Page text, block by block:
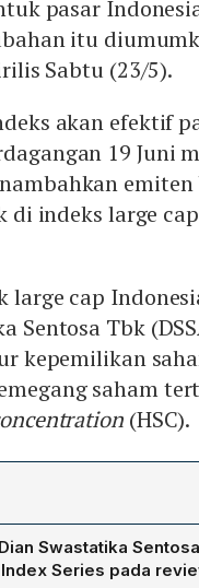
pasar
itu
Sabtu (23/5).
akan efektif
19 Juni
di indeks large
large cap
Sentosa Tbk
kepemilikan
saham
(HSC).
Swastatika
Series pada